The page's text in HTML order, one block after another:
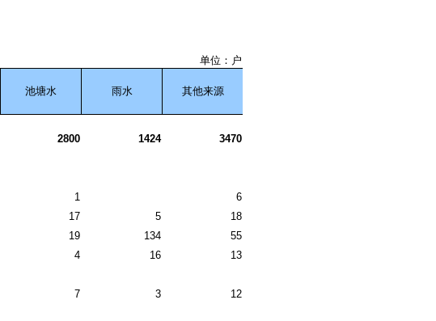
单位：户
池塘水 雨水 其他来源
2800 1424 3470
1
6
17 5
18
19 134
55
4 16 13
7 3
12